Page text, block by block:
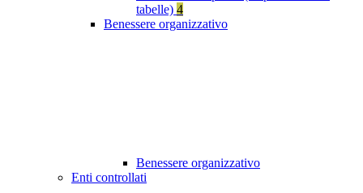
tabelle) 4
Benessere organizzativo
Benessere organizzativo
Enti controllati